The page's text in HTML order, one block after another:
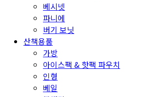
베시넷
파니에
버기 보닛
산책용품
가방
아이스팩 & 핫팩 파우치
인형
베일